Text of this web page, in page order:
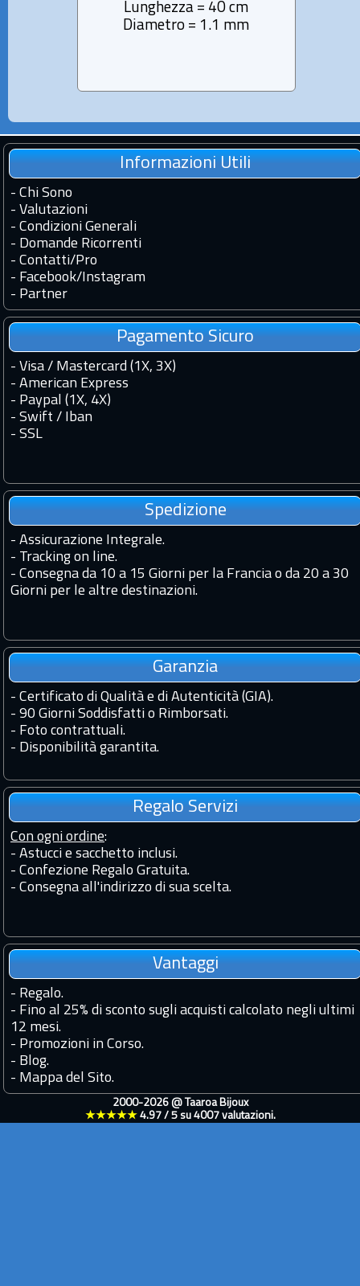
Lunghezza = 40 cm
Diametro = 1.1 mm
Informazioni Utili
- Chi Sono
- Valutazioni
- Condizioni Generali
- Domande Ricorrenti
- Contatti/Pro
- Facebook/Instagram
- Partner
Pagamento Sicuro
- Visa / Mastercard (1X, 3X)
- American Express
- Paypal (1X, 4X)
- Swift / Iban
- SSL
Spedizione
- Assicurazione Integrale.
- Tracking on line.
- Consegna da 10 a 15 Giorni per la Francia o da 20 a 30
Giorni per le altre destinazioni.
Garanzia
- Certificato di Qualità e di Autenticità (GIA).
- 90 Giorni Soddisfatti o Rimborsati.
- Foto contrattuali.
- Disponibilità garantita.
Regalo Servizi
Con ogni ordine:
- Astucci e sacchetto inclusi.
- Confezione Regalo Gratuita.
- Consegna all'indirizzo di sua scelta.
Vantaggi
- Regalo.
- Fino al 25% di sconto sugli acquisti calcolato negli ultimi
12 mesi.
- Promozioni in Corso.
- Blog.
- Mappa del Sito.
2000-2026 @ Taaroa Bijoux
★★★★★ 4.97/ 5su 4007valutazioni.